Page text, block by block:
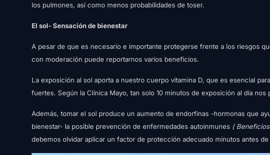
los pulmones, así como menos probabilidades de toser.
El sol- Sensación de bienestar
A pesar de que es necesario e importante protegerse frente a los riesgos
con moderación puede reportarnos varios beneficios.
La exposición al sol aporta a nuestro cuerpo vitamina D, que es esencial
fuertes. Según la Clínica Mayo, tan solo 10 minutos de exposición al día
Además, tomar el sol produce un aumento de endorfinas -hormonas que
bienestar- la posible prevención de enfermedades autoinmunes (
debemos olvidar aplicar un factor de protección adecuado minutos antes